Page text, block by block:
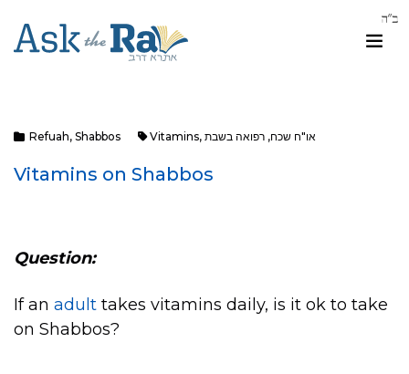
Refuah, Shabbos Vitamins, או"ח שכח, רפואה בשבת
Vitamins on Shabbos
Question:
If an adult takes vitamins daily, is it ok to take
on Shabbos?